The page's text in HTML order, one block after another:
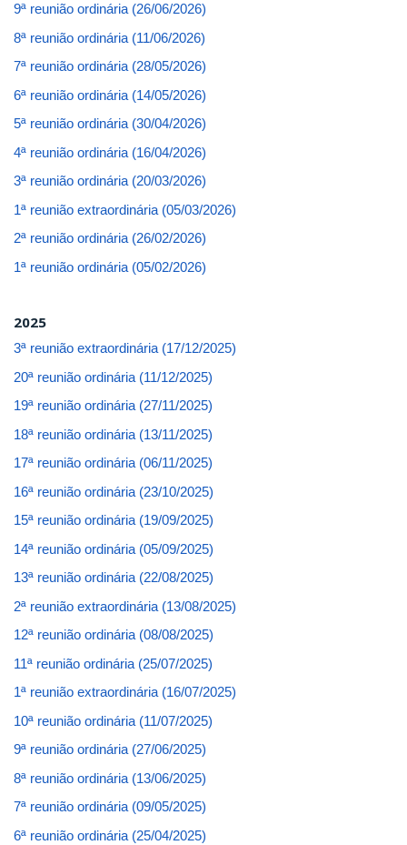
9ª reunião ordinária (26/06/2026)
8ª reunião ordinária (11/06/2026)
7ª reunião ordinária (28/05/2026)
6ª reunião ordinária (14/05/2026)
5ª reunião ordinária (30/04/2026)
4ª reunião ordinária (16/04/2026)
3ª reunião ordinária (20/03/2026)
1ª reunião extraordinária (05/03/2026)
2ª reunião ordinária (26/02/2026)
1ª reunião ordinária (05/02/2026)
2025
3ª reunião extraordinária (17/12/2025)
20ª reunião ordinária (11/12/2025)
19ª reunião ordinária (27/11/2025)
18ª reunião ordinária (13/11/2025)
17ª reunião ordinária (06/11/2025)
16ª reunião ordinária (23/10/2025)
15ª reunião ordinária (19/09/2025)
14ª reunião ordinária (05/09/2025)
13ª reunião ordinária (22/08/2025)
2ª reunião extraordinária (13/08/2025)
12ª reunião ordinária (08/08/2025)
11ª reunião ordinária (25/07/2025)
1ª reunião extraordinária (16/07/2025)
10ª reunião ordinária (11/07/2025)
9ª reunião ordinária (27/06/2025)
8ª reunião ordinária (13/06/2025)
7ª reunião ordinária (09/05/2025)
6ª reunião ordinária (25/04/2025)